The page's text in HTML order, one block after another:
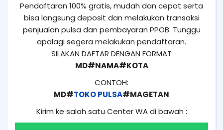
Pendaftaran 100% gratis, mudah dan cepat serta
bisa langsung deposit dan melakukan transaksi
penjualan pulsa dan pembayaran PPOB. Tunggu
apalagi segera melakukan pendaftaran.
SILAKAN DAFTAR DENGAN FORMAT
MD#NAMA#KOTA
CONTOH:
MD#TOKO PULSA#MAGETAN
Kirim ke salah satu Center WA di bawah :